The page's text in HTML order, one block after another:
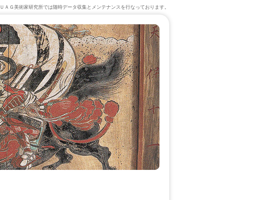
ＵＡＧ美術家研究所では随時データ収集とメンテナンスを行なっております。